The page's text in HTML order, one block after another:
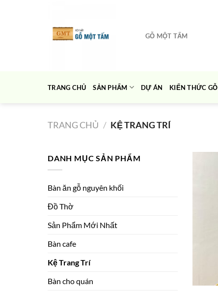
GỖ MỘT TẤM
TRANG CHỦ SẢN PHẨM DỰ ÁN KIẾN THỨC GỖ
TRANG CHỦ / KỆ TRANG TRÍ
DANH MỤC SẢN PHẨM
Bàn ăn gỗ nguyên khối
Đồ Thờ
Sản Phẩm Mới Nhất
Bàn cafe
Kệ Trang Trí
Bàn cho quán